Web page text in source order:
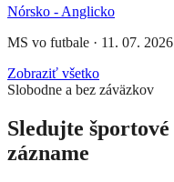
Nórsko - Anglicko
MS vo futbale · 11. 07. 2026
Zobraziť všetko
Slobodne a bez záväzkov
Sledujte
zázname